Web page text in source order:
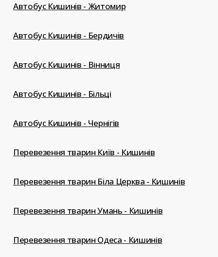
Автобус Кишинів - Житомир
Автобус Кишинів - Бердичів
Автобус Кишинів - Вінниця
Автобус Кишинів - Більці
Автобус Кишинів - Чернігів
Перевезення тварин Київ - Кишинів
Перевезення тварин Біла Церква - Кишинів
Перевезення тварин Умань - Кишинів
Перевезення тварин Одеса - Кишинів